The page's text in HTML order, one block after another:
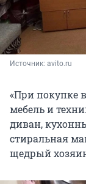
Источник: avito.ru
«При покупке
мебель и
диван,
стиральная
щедрый